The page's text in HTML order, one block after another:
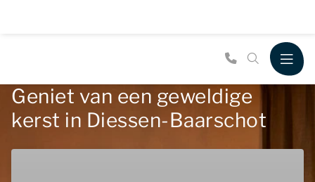
Geniet van een geweldige
kerst in Diessen-Baarschot